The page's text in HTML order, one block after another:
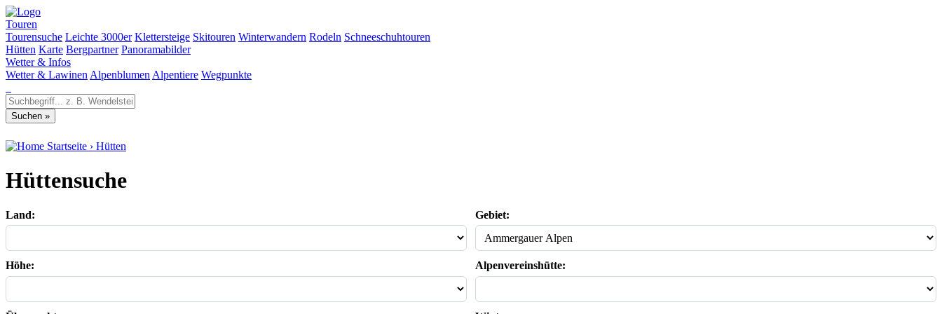
Touren
Tourensuche Leichte 3000er Klettersteige Skitouren Winterwandern Rodeln Schneeschuhtouren
Hütten Karte Bergpartner Panoramabilder
Wetter & Infos
Wetter & Lawinen Alpenblumen Alpentiere Wegpunkte
Startseite › Hütten
Hüttensuche
Land: Gebiet:
Höhe: Alpenvereinshütte: